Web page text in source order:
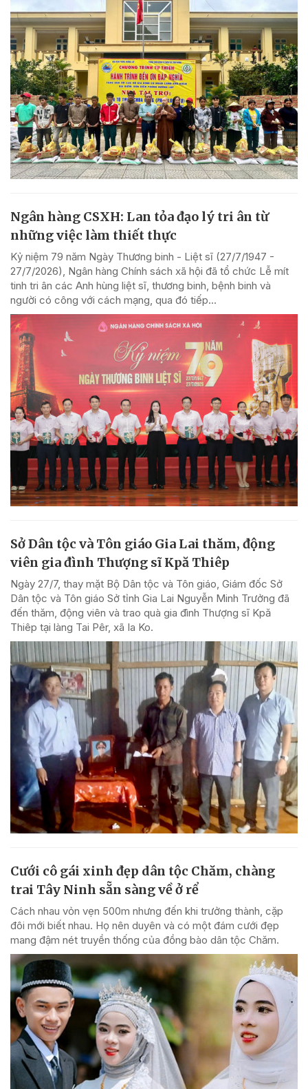
Ngân hàng CSXH: Lan tỏa đạo lý tri ân từ
những việc làm thiết thực
Kỷ niệm 79 năm Ngày Thương binh - Liệt sĩ (27/7/1947 -
27/7/2026), Ngân hàng Chính sách xã hội đã tổ chức Lễ mít
tinh tri ân các Anh hùng liệt sĩ, thương binh, bệnh binh và
người có công với cách mạng, qua đó tiếp...
Sở Dân tộc và Tôn giáo Gia Lai thăm, động
viên gia đình Thượng sĩ Kpă Thiêp
Ngày 27/7, thay mặt Bộ Dân tộc và Tôn giáo, Giám đốc Sở
Dân tộc và Tôn giáo Sở tỉnh Gia Lai Nguyễn Minh Trưởng đã
đến thăm, động viên và trao quà gia đình Thượng sĩ Kpă
Thiêp tại làng Tai Pêr, xã Ia Ko.
Cưới cô gái xinh đẹp dân tộc Chăm, chàng
trai Tây Ninh sẵn sàng về ở rể
Cách nhau vỏn vẹn 500m nhưng đến khi trưởng thành, cặp
đôi mới biết nhau. Họ nên duyên và có một đám cưới đẹp
mang đậm nét truyền thống của đồng bào dân tộc Chăm.